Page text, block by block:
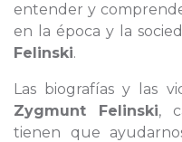
entender y
en la época y la
Felinski.
Las biografías y las
Zygmunt Felinski,
tienen que